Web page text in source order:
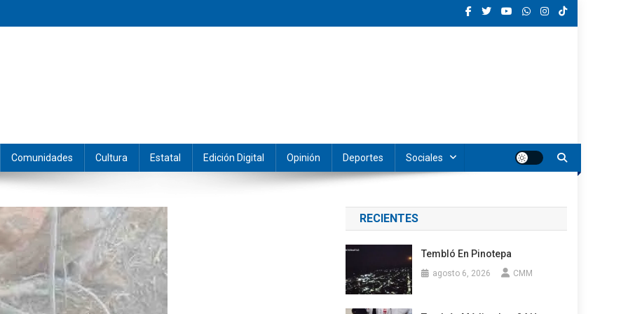
Comunidades Cultura Estatal Edición Digital Opinión Deportes Sociales
RECIENTES
Tembló En Pinotepa
agosto 6, 2026 CMM